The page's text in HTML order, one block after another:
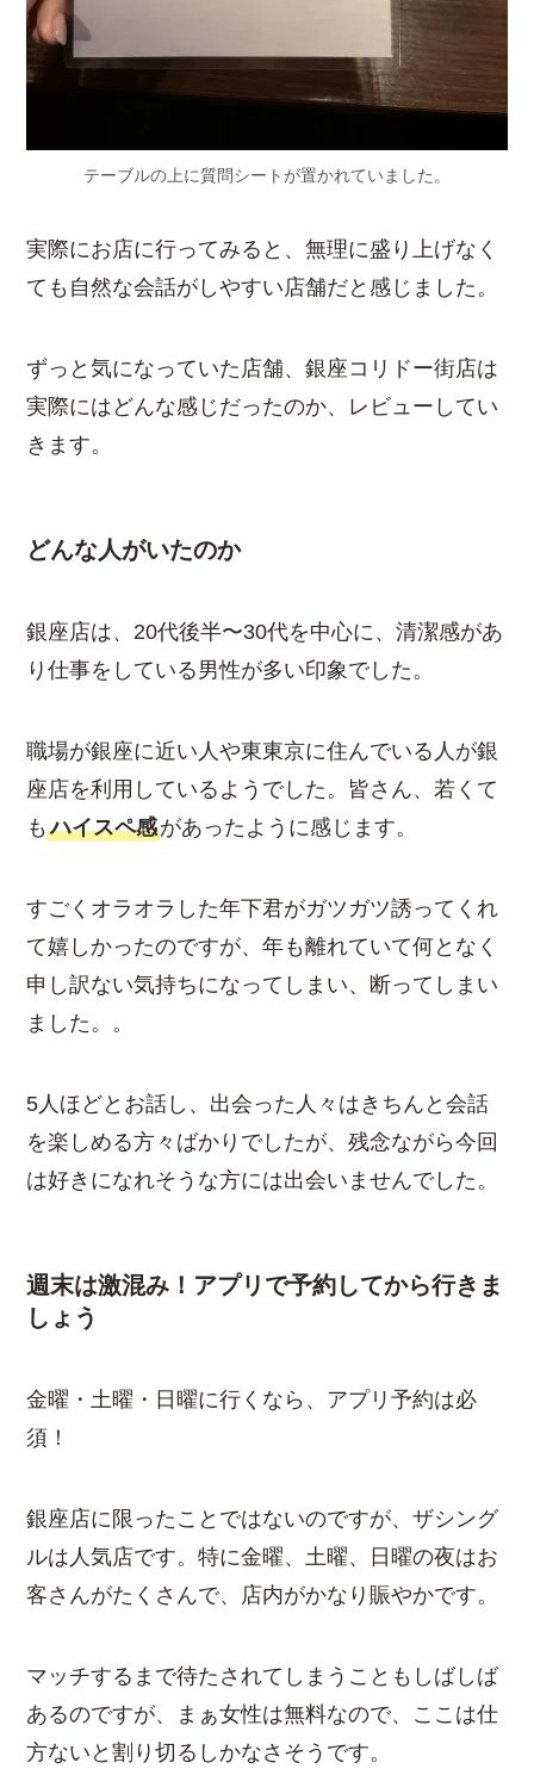
テーブルの上に質問シートが置かれていました。
実際にお店に行ってみると、無理に盛り上げなく
ても自然な会話がしやすい店舗だと感じました。
ずっと気になっていた店舗、銀座コリドー街店は
実際にはどんな感じだったのか、レビューしてい
きます。
どんな人がいたのか
銀座店は、20代後半〜30代を中心に、清潔感があ
り仕事をしている男性が多い印象でした。
職場が銀座に近い人や東東京に住んでいる人が銀
座店を利用しているようでした。皆さん、若くて
もハイスペ感があったように感じます。
すごくオラオラした年下君がガツガツ誘ってくれ
て嬉しかったのですが、年も離れていて何となく
申し訳ない気持ちになってしまい、断ってしまい
ました。。
5人ほどとお話し、出会った人々はきちんと会話
を楽しめる方々ばかりでしたが、残念ながら今回
は好きになれそうな方には出会いませんでした。
週末は激混み！アプリで予約してから行きま
しょう
金曜・土曜・日曜に行くなら、アプリ予約は必
須！
銀座店に限ったことではないのですが、ザシング
ルは人気店です。特に金曜、土曜、日曜の夜はお
客さんがたくさんで、店内がかなり賑やかです。
マッチするまで待たされてしまうこともしばしば
あるのですが、まぁ女性は無料なので、ここは仕
方ないと割り切るしかなさそうです。